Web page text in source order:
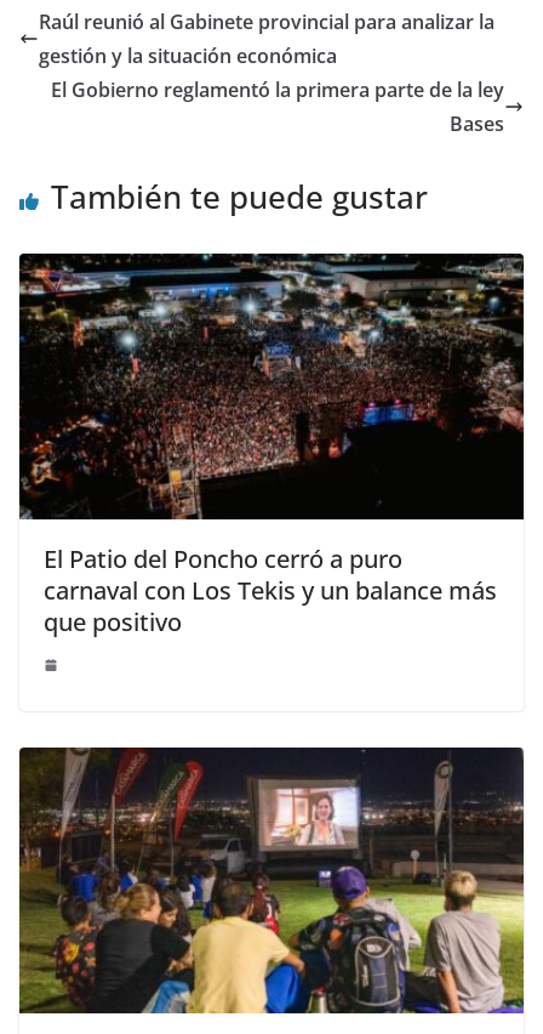
Raúl reunió al Gabinete provincial para analizar la
gestión y la situación económica
El Gobierno reglamentó la primera parte de la ley
Bases
También te puede gustar
El Patio del Poncho cerró a puro
carnaval con Los Tekis y un balance más
que positivo